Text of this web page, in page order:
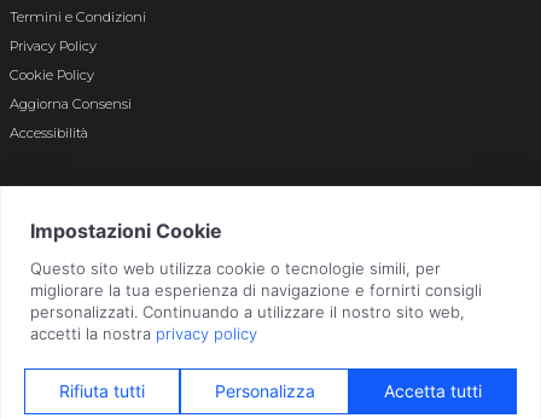
Termini e Condizioni
Privacy Policy
Cookie Policy
Aggiorna Consensi
Accessibilità
Bergamo n. 01496180165 · Capitale Sociale i.v. € 800.000,00